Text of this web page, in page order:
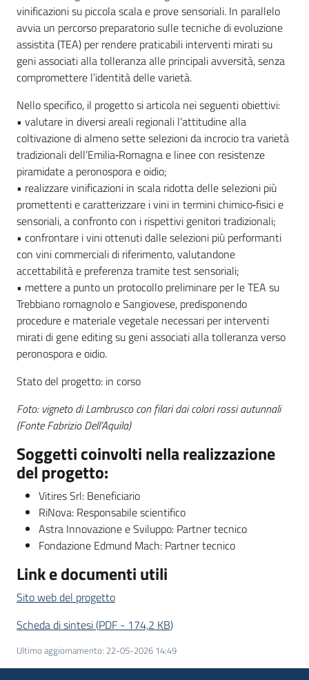
vinificazioni su piccola scala e prove sensoriali. In parallelo
avvia un percorso preparatorio sulle tecniche di evoluzione
assistita (TEA) per rendere praticabili interventi mirati su
geni associati alla tolleranza alle principali avversità, senza
compromettere l’identità delle varietà.
Nello specifico, il progetto si articola nei seguenti obiettivi:
• valutare in diversi areali regionali l’attitudine alla
coltivazione di almeno sette selezioni da incrocio tra varietà
tradizionali dell’Emilia‑Romagna e linee con resistenze
piramidate a peronospora e oidio;
• realizzare vinificazioni in scala ridotta delle selezioni più
promettenti e caratterizzare i vini in termini chimico‑fisici e
sensoriali, a confronto con i rispettivi genitori tradizionali;
• confrontare i vini ottenuti dalle selezioni più performanti
con vini commerciali di riferimento, valutandone
accettabilità e preferenza tramite test sensoriali;
• mettere a punto un protocollo preliminare per le TEA su
Trebbiano romagnolo e Sangiovese, predisponendo
procedure e materiale vegetale necessari per interventi
mirati di gene editing su geni associati alla tolleranza verso
peronospora e oidio.
Stato del progetto: in corso
Foto: vigneto di Lambrusco con filari dai colori rossi autunnali
(Fonte Fabrizio Dell’Aquila)
Soggetti coinvolti nella realizzazione
del progetto:
Vitires Srl: Beneficiario
RiNova: Responsabile scientifico
Astra Innovazione e Sviluppo: Partner tecnico
Fondazione Edmund Mach: Partner tecnico
Link e documenti utili
Sito web del progetto
Scheda di sintesi(PDF - 174,2 KB)
Ultimo aggiornamento: 22-05-2026 14:49